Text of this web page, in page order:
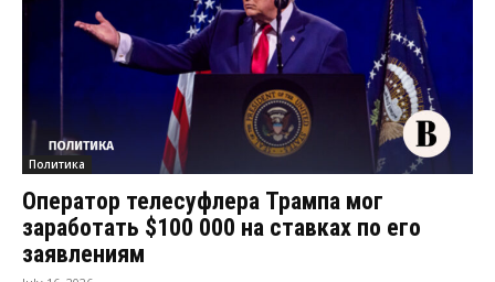
Политика
Оператор телесуфлера Трампа мог
заработать $100 000 на ставках по его
заявлениям